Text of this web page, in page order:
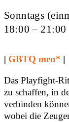
Sonntags
18:00 – 21:00
| GBTQ men* |
Das Playfight-
zu schaffen, in
verbinden
wobei die